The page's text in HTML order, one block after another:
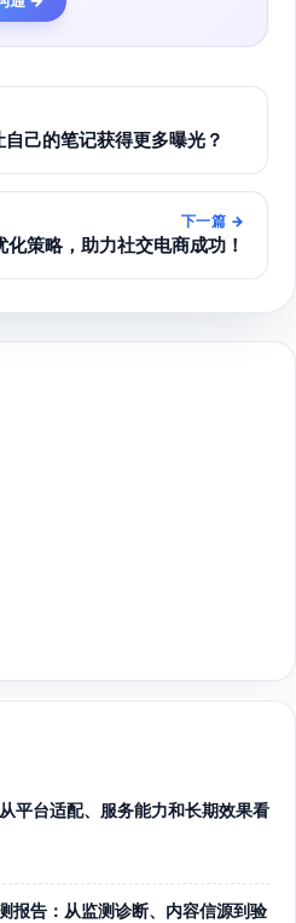
己的笔记获得更多曝光？
下一篇 →
策略，助力社交电商成功！
平台适配、服务能力和长期效果看
告：从监测诊断、内容信源到验